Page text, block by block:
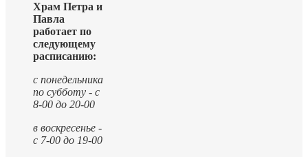
Храм Петра и
Павла
работает по
следующему
расписанию:
с понедельника
по субботу - с
8-00 до 20-00
в воскресенье -
с 7-00 до 19-00